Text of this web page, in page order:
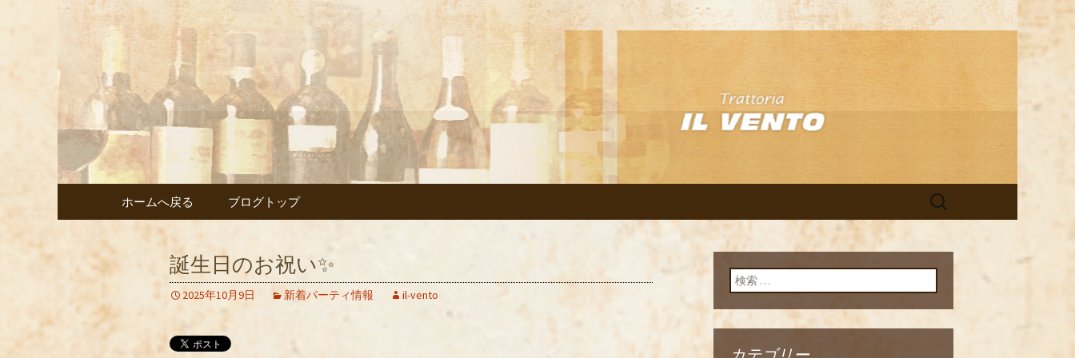
武蔵小杉の美味しいイタリアン「イルヴ
ェント」のブログ
武蔵小杉の美味しいイタリアン「イルヴェント」のブログ
コンテンツへ移動
ホームへ戻る ブログトップ
検
誕生日のお祝い✨
2025年10月9日 新着パーティ情報 il-vento
検索: